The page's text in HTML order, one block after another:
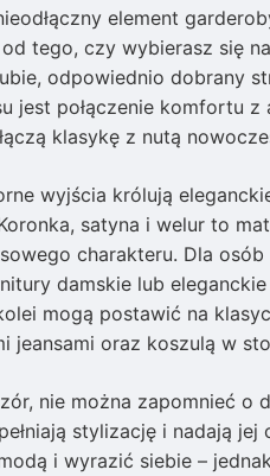
element
tego, czy wybierasz się
odpowiednio dobrany
jest połączenie komfortu
klasykę z nutą
wyjścia królują
satyna i welur to
charakteru. Dla
damskie lub
mogą postawić na
jeansami oraz koszulą w
nie można zapomnieć o
stylizację i nadają
i wyrazić siebie –